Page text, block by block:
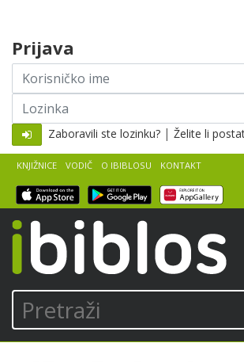
Pretraži
KNJIŽNICE VODIČ O IBIBLOSU KONTAKT
Prijava
Korisničko
ime
Lozinka
Zaboravili ste lozinku? | Želite li